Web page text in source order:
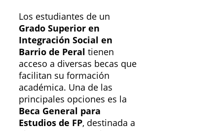
Los estudiantes de un
Grado Superior en
Integración Social en
Barrio de Peral tienen
acceso a diversas becas que
facilitan su formación
académica. Una de las
principales opciones es la
Beca General para
Estudios de FP, destinada a